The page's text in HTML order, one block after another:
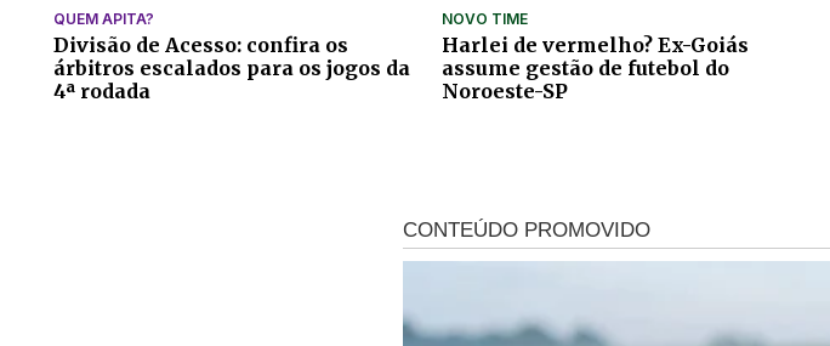
QUEM APITA?
Divisão de Acesso: confira os
árbitros escalados para os jogos da
4ª rodada
NOVO TIME
Harlei de vermelho? Ex-Goiás
assume gestão de futebol do
Noroeste-SP